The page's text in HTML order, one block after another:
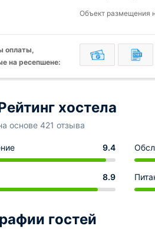
Объект размещения
оплаты,
на ресепшене:
хостела
основе 421 отзыва
9.4
8.9
гостей